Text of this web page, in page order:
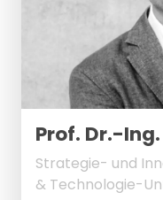
Prof. Dr.-
Strategie- und
& Technologie-